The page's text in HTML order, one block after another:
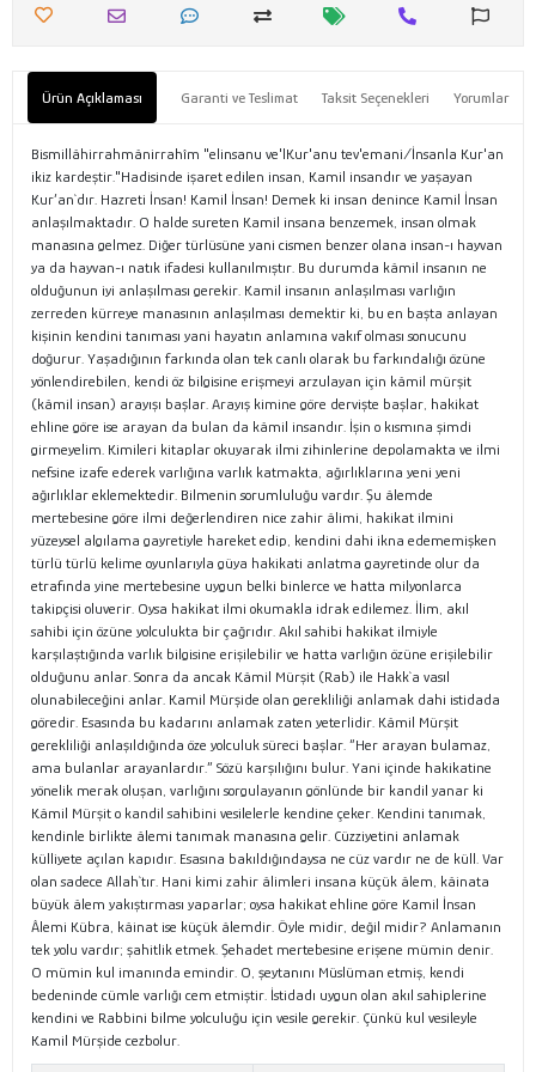
Ürün Açıklaması Garanti ve Teslimat Taksit Seçenekleri Yorumlar
Bismillâhirrahmânirrahîm "elinsanu ve'lKur'anu tev'emani/İnsanla Kur'an
ikiz kardeştir."Hadisinde işaret edilen insan, Kamil insandır ve yaşayan
Kur’an`dır. Hazreti İnsan! Kamil İnsan! Demek ki insan denince Kamil İnsan
anlaşılmaktadır. O halde sureten Kamil insana benzemek, insan olmak
manasına gelmez. Diğer türlüsüne yani cismen benzer olana insan-ı hayvan
ya da hayvan-ı natık ifadesi kullanılmıştır. Bu durumda kâmil insanın ne
olduğunun iyi anlaşılması gerekir. Kamil insanın anlaşılması varlığın
zerreden kürreye manasının anlaşılması demektir ki, bu en başta anlayan
kişinin kendini tanıması yani hayatın anlamına vakıf olması sonucunu
doğurur. Yaşadığının farkında olan tek canlı olarak bu farkındalığı özüne
yönlendirebilen, kendi öz bilgisine erişmeyi arzulayan için kâmil mürşit
(kâmil insan) arayışı başlar. Arayış kimine göre dervişte başlar, hakikat
ehline göre ise arayan da bulan da kâmil insandır. İşin o kısmına şimdi
girmeyelim. Kimileri kitaplar okuyarak ilmi zihinlerine depolamakta ve ilmi
nefsine izafe ederek varlığına varlık katmakta, ağırlıklarına yeni yeni
ağırlıklar eklemektedir. Bilmenin sorumluluğu vardır. Şu âlemde
mertebesine göre ilmi değerlendiren nice zahir âlimi, hakikat ilmini
yüzeysel algılama gayretiyle hareket edip, kendini dahi ikna edememişken
türlü türlü kelime oyunlarıyla güya hakikati anlatma gayretinde olur da
etrafında yine mertebesine uygun belki binlerce ve hatta milyonlarca
takipçisi oluverir. Oysa hakikat ilmi okumakla idrak edilemez. İlim, akıl
sahibi için özüne yolculukta bir çağrıdır. Akıl sahibi hakikat ilmiyle
karşılaştığında varlık bilgisine erişilebilir ve hatta varlığın özüne erişilebilir
olduğunu anlar. Sonra da ancak Kâmil Mürşit (Rab) ile Hakk`a vasıl
olunabileceğini anlar. Kamil Mürşide olan gerekliliği anlamak dahi istidada
göredir. Esasında bu kadarını anlamak zaten yeterlidir. Kâmil Mürşit
gerekliliği anlaşıldığında öze yolculuk süreci başlar. “Her arayan bulamaz,
ama bulanlar arayanlardır.” Sözü karşılığını bulur. Yani içinde hakikatine
yönelik merak oluşan, varlığını sorgulayanın gönlünde bir kandil yanar ki
Kâmil Mürşit o kandil sahibini vesilelerle kendine çeker. Kendini tanımak,
kendinle birlikte âlemi tanımak manasına gelir. Cüzziyetini anlamak
külliyete açılan kapıdır. Esasına bakıldığındaysa ne cüz vardır ne de küll. Var
olan sadece Allah`tır. Hani kimi zahir âlimleri insana küçük âlem, kâinata
büyük âlem yakıştırması yaparlar; oysa hakikat ehline göre Kamil İnsan
Âlemi Kübra, kâinat ise küçük âlemdir. Öyle midir, değil midir? Anlamanın
tek yolu vardır; şahitlik etmek. Şehadet mertebesine erişene mümin denir.
O mümin kul imanında emindir. O, şeytanını Müslüman etmiş, kendi
bedeninde cümle varlığı cem etmiştir. İstidadı uygun olan akıl sahiplerine
kendini ve Rabbini bilme yolculuğu için vesile gerekir. Çünkü kul vesileyle
Kamil Mürşide cezbolur.